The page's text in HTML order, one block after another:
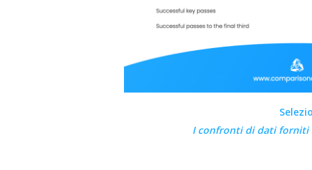
I confronti di dati